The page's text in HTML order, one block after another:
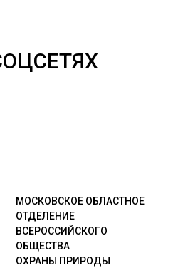
МОСКОВСКОЕ ОБЛАСТНОЕ
ОТДЕЛЕНИЕ
ВСЕРОССИЙСКОГО
ОБЩЕСТВА
ОХРАНЫ ПРИРОДЫ